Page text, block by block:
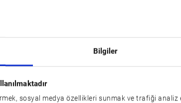
Bilgiler
sosyal medya özellikleri sunmak ve trafiği analiz